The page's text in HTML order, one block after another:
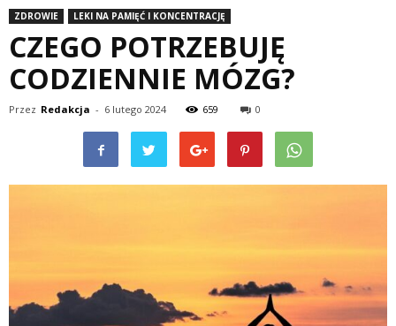
ZDROWIE LEKI NA PAMIĘĆ I KONCENTRACJĘ
CZEGO POTRZEBUJĘ
CODZIENNIE MÓZG?
Przez Redakcja - 6 lutego 2024 659 0